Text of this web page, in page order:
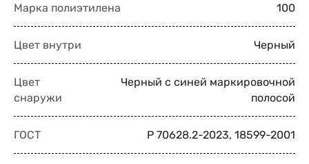
Марка полиэтилена 100
Цвет внутри Черный
Цвет
снаружи
Черный с синей маркировочной
полосой
ГОСТ Р 70628.2-2023, 18599-2001